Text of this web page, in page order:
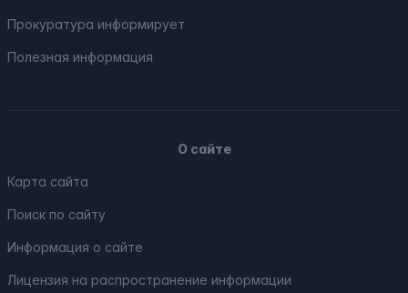
Прокуратура информирует
Полезная информация
О сайте
Карта сайта
Поиск по сайту
Информация о сайте
Лицензия на распространение информации